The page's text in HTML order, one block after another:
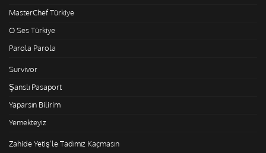
MasterChef Türkiye
O Ses Türkiye
Parola Parola
Survivor
Şanslı Pasaport
Yaparsın Bilirim
Yemekteyiz
Zahide Yetiş'le Tadımız Kaçmasın